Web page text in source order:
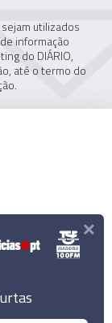
utilizados
informação
do DIÁRIO,
até o termo do
×